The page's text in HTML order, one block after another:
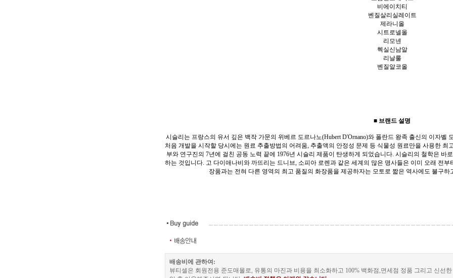
비에이치티
벤질살리실레이트
제라니올
시트로넬올
리모넨
헥실신남알
리날룰
벤질알코올
■ 브랜드 설명
시슬리는 프랑스의 유서 깊은 백작 가문의 위베르 도르나노(Hubert D'Ornano)와 폴란드 왕족 출신의 이자벨
처음 개발을 시작할 당시에는 원료 추출방법의 어려움, 추출액의 안정성 문제 등 식물성 원료만을 사용한
부와 연구진의 7년에 걸친 공동 노력 끝에 1976년 시슬리 제품이 탄생하게 되었습니다. 시슬리의 철학은 바
하는 것입니다. 고 다이애나비와 까뜨리는 드니브, 소피아 로렌과 같은 세계의 많은 명사들은 이미 오래 전
장품과는 전혀 다른 영역의 최고 품질의 화장품을 제공하자는 모토로 짧은 역사에도 불구
배송비에 관하여:
뷰티셀은 회원전용 준도매몰로, 유통의 마진과 비용을 최소화하고 100% 백화점,면세점 정품 그리고 신선